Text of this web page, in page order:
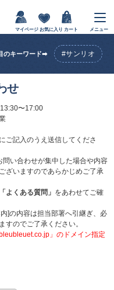
マイページ お気に入り カート メニュー
のキーワード➡ #サンリオ
せ
〜17:00
ご記入のうえ送信してくださ
問い合わせが集中した場合や内容
ざいますのであらかじめご了承
「よくある質問」 をあわせてご確
]の内容は担当部署へ引継ぎ、必
すのでご了承ください。
」のドメイン指定